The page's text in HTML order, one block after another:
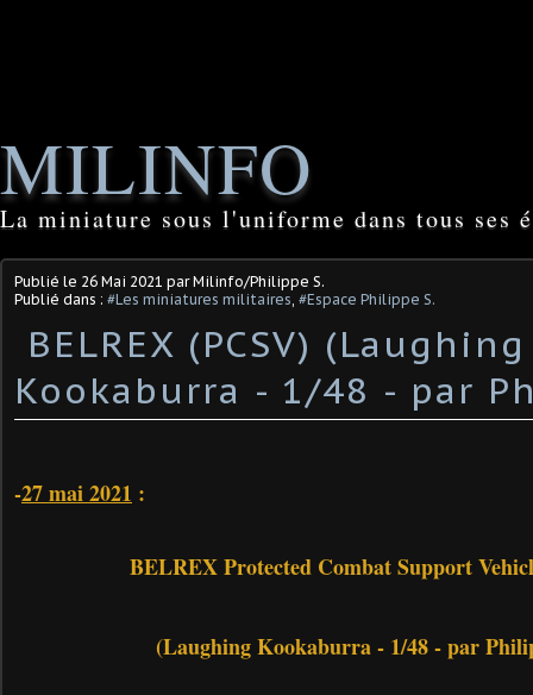
MILINFO
La miniature sous l'uniforme dans tous ses
Publié le 26 Mai 2021 par Milinfo/Philippe S.
Publié dans : #Les miniatures militaires, #Espace Philippe S.
​ BELREX (PCSV) (Laughing
Kookaburra - 1/48 - par
-27 mai 2021 :
BELREX Protected Combat Support
(Laughing Kookaburra - 1/48 - par